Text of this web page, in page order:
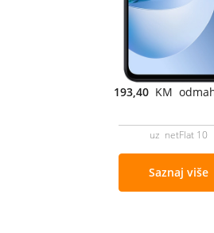
193,40 KM
uz netFlat 10
Saznaj više